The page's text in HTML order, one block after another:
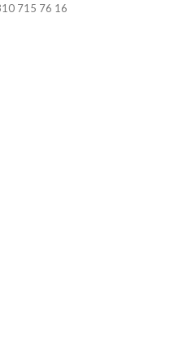
715 76 16